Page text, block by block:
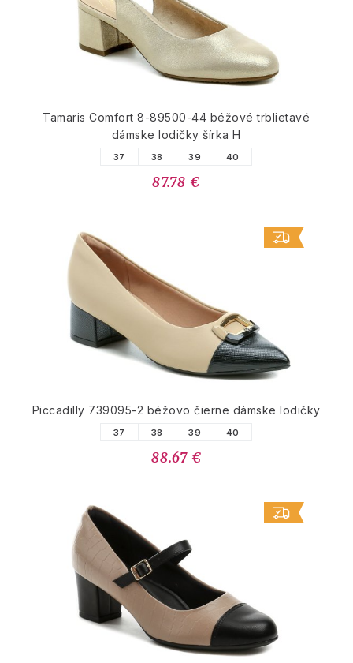
Tamaris Comfort 8-89500-44 béžové trblietavé
dámske lodičky šírka H
37 38 39 40
87.78 €
Piccadilly 739095-2 béžovo čierne dámske lodičky
37 38 39 40
88.67 €